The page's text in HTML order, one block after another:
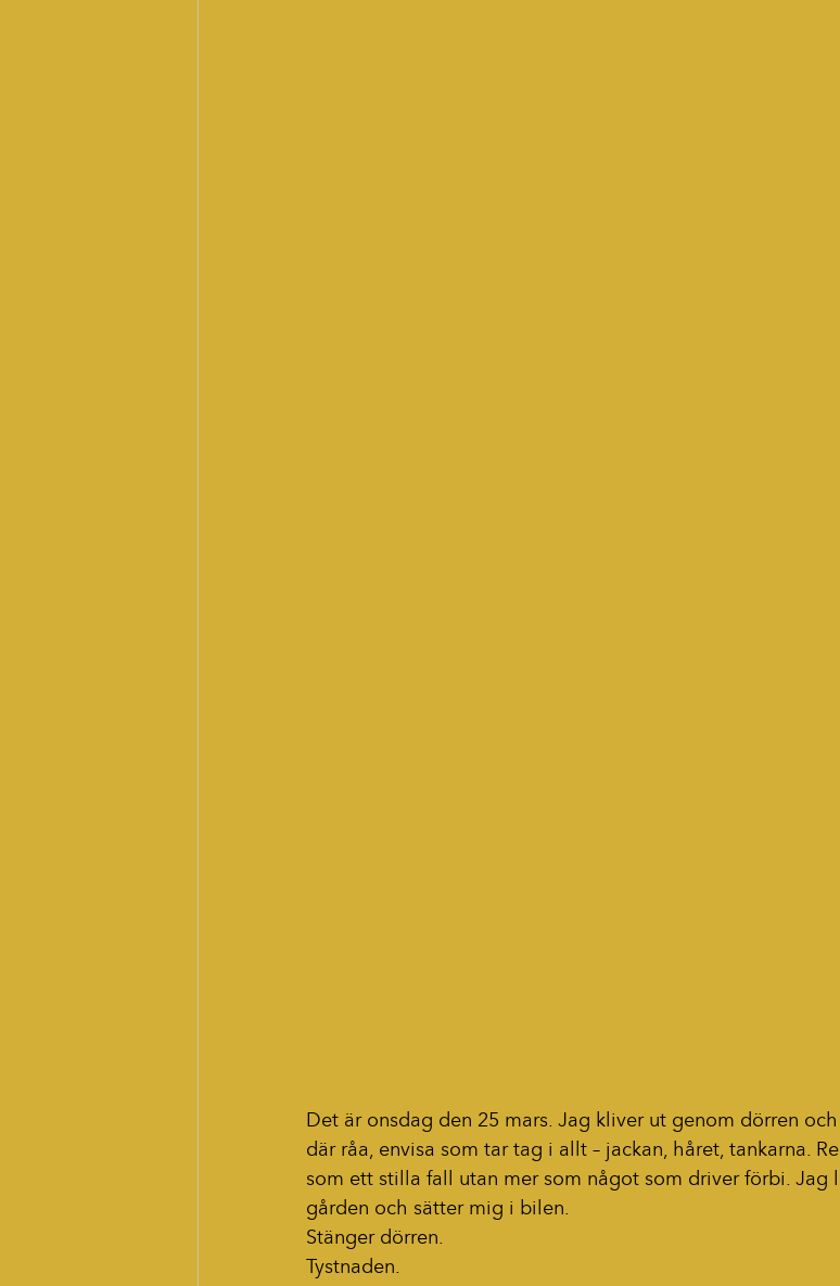
Det är onsdag den 25 mars. Jag kliver ut genom dörren
där råa, envisa som tar tag i allt – jackan, håret, tankarna.
som ett stilla fall utan mer som något som driver förbi. Jag
gården och sätter mig i bilen.
Stänger dörren.
Tystnaden.